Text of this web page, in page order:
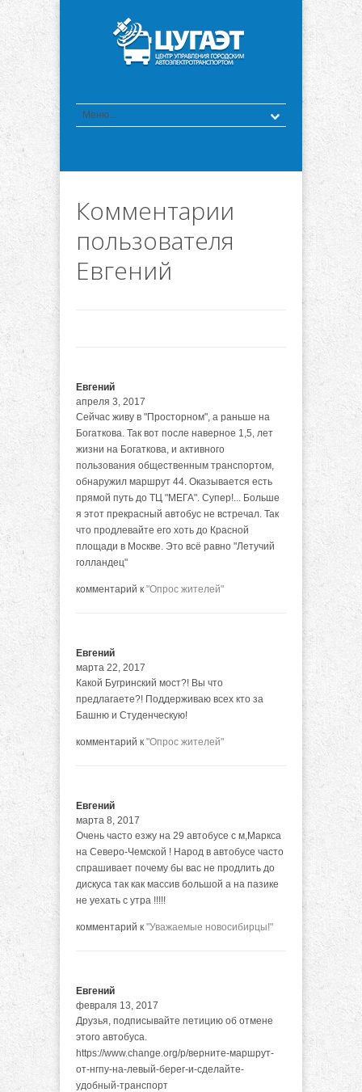
Комментарии
пользователя
Евгений
Евгений
апреля 3, 2017
Сейчас живу в "Просторном", а раньше на
Богаткова. Так вот после наверное 1,5, лет
жизни на Богаткова, и активного
пользования общественным транспортом,
обнаружил маршрут 44. Оказывается есть
прямой путь до ТЦ "МЕГА". Супер!... Больше
я этот прекрасный автобус не встречал. Так
что продлевайте его хоть до Красной
площади в Москве. Это всё равно "Летучий
голландец"
комментарий к "Опрос жителей"
Евгений
марта 22, 2017
Какой Бугринский мост?! Вы что
предлагаете?! Поддерживаю всех кто за
Башню и Студенческую!
комментарий к "Опрос жителей"
Евгений
марта 8, 2017
Очень часто езжу на 29 автобусе с м,Маркса
на Северо-Чемской ! Народ в автобусе часто
спрашивает почему бы вас не продлить до
дискуса так как массив большой а на пазике
не уехать с утра !!!!!
комментарий к "Уважаемые новосибирцы!"
Евгений
февраля 13, 2017
Друзья, подписывайте петицию об отмене
этого автобуса.
https://www.change.org/p/верните-маршрут-
от-нгпу-на-левый-берег-и-сделайте-
удобный-транспорт